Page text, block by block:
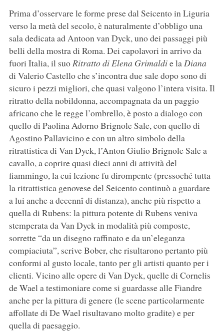
Prima d’osservare le forme prese dal Seicento in Liguria
verso la metà del secolo, è naturalmente d’obbligo una
sala dedicata ad Antoon van Dyck, uno dei passaggi più
belli della mostra di Roma. Dei capolavori in arrivo da
fuori Italia, il suoRitratto di Elena Grimaldie laDiana
di Valerio Castello che s’incontra due sale dopo sono di
sicuro i pezzi migliori, che quasi valgono l’intera visita. Il
ritratto della nobildonna, accompagnata da un paggio
africano che le regge l’ombrello, è posto a dialogo con
quello di Paolina Adorno Brignole Sale, con quello di
Agostino Pallavicino e con un altro simbolo della
ritrattistica di Van Dyck, l’Anton Giulio Brignole Sale a
cavallo, a coprire quasi dieci anni di attività del
fiammingo, la cui lezione fu dirompente (pressoché tutta
la ritrattistica genovese del Seicento continuò a guardare
a lui anche a decennî di distanza), anche più rispetto a
quella di Rubens: la pittura potente di Rubens veniva
stemperata da Van Dyck in modalità più composte,
sorrette “da un disegno raffinato e da un’eleganza
compiaciuta”, scrive Bober, che risultarono pertanto più
conformi al gusto locale, tanto per gli artisti quanto per i
clienti. Vicino alle opere di Van Dyck, quelle di Cornelis
de Wael a testimoniare come si guardasse alle Fiandre
anche per la pittura di genere (le scene particolarmente
affollate di De Wael risultavano molto gradite) e per
quella di paesaggio.